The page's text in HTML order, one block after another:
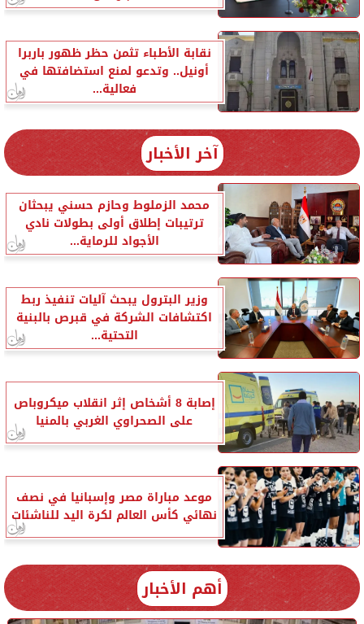
نقابة الأطباء تثمن حظر ظهور باربرا
أونيل.. وتدعو لمنع استضافتها في
فعالية...
آخر الأخبار
محمد الزملوط وحازم حسني يبحثان
ترتيبات إطلاق أولى بطولات نادي
الأجواد للرماية...
وزير البترول يبحث آليات تنفيذ ربط
اكتشافات الشركة في قبرص بالبنية
التحتية...
إصابة 8 أشخاص إثر انقلاب ميكروباص
على الصحراوي الغربي بالمنيا
موعد مباراة مصر وإسبانيا في نصف
نهائي كأس العالم لكرة اليد للناشئات
أهم الأخبار